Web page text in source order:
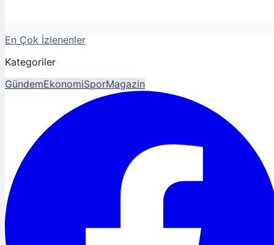
En Çok İzlenenler
Kategoriler
GündemEkonomiSporMagazin